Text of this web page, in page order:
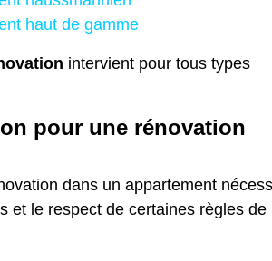
haut de gamme
intervient pour tous types
pour une rénovation
dans un appartement
et le respect de certaines règles de